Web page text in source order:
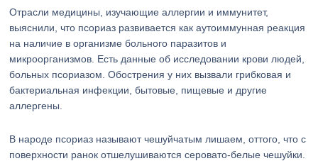
Отрасли медицины, изучающие аллергии и иммунитет,
выяснили, что псориаз развивается как аутоиммунная реакция
на наличие в организме больного паразитов и
микроорганизмов. Есть данные об исследовании крови людей,
больных псориазом. Обострения у них вызвали грибковая и
бактериальная инфекции, бытовые, пищевые и другие
аллергены.
В народе псориаз называют чешуйчатым лишаем, оттого, что с
поверхности ранок отшелушиваются серовато-белые чешуйки.